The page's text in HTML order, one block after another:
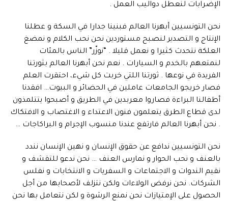
الإضرابات لنعطل دواليب العمل .
نحن التونسيين أبهرنا العالم فبنينا جدارا في السكة و عطلنا
الإنتاج و التصدير لنصبح مستوردين نحن نحب الكلام و نمضغ
العلكة نتحدث كثيرا و نعمل قليلا . “نوزّر” الناس بالمئات
لنمتعهم بالخدم و السيارات . نعم نحن أبهرنا العالم بثورتنا
الفريدة في نوعها . ثورتنا اللتي خربت كل شيء، احتقرت العلم
فصار خريجو الجامعات عاملين في الحضائر و البيوت… افقدنا
أطفالنا البراءة فصاروا معربدين في الطريق و أصبحوا يتتلمذون
لدى قطاع الطرق يتعلمون فنون الاعتداء و الاغتصاب و الافتكاك
. نحن أبهرنا العالم فارتفع عندنا منسوب الإجرام و البراكاجات …
نحن التونسيين ندافع عن حقوق الإنسان و نهين الإنسان نندد
بالعنف و نحب الحوار و نمارس العنف … نحن ندعو للتقشف و
نقيم الندوات و الاجتماعات و السفريات و الانتخابات و نفلس
الشركات. نحن نرفض الولاءات ولكن نتزلف لأصحابها من أجل
الحصول على الإمتيازات نحن نمنع الرشوة و لكن نتعامل بها نحن